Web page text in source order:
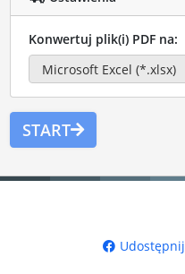
Konwertuj plik(i) PDF na:
START
Udostępnij